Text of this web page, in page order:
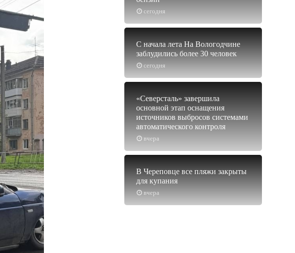
сегодня
сегодня
С начала лета На Вологодчине
заблудились более 30 человек
вчера
«Северсталь» завершила
основной этап оснащения
источников выбросов системами
автоматического контроля
вчера
В Череповце все пляжи закрыты
для купания